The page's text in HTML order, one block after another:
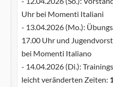
Uhr bei Momenti Italiani
- 13.04.2026 (Mo.):
17.00 Uhr und
bei Momenti Italiano
- 14.04.2026 (Di.):
leicht veränderten Zeiten: